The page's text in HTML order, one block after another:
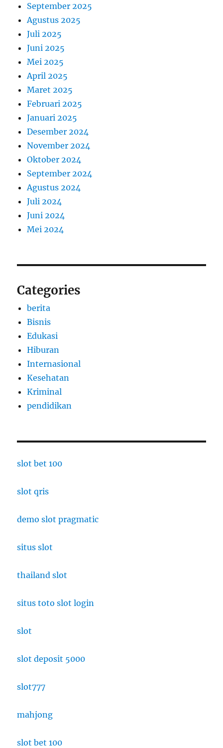
September 2025
Agustus 2025
Juli 2025
Juni 2025
Mei 2025
April 2025
Maret 2025
Februari 2025
Januari 2025
Desember 2024
November 2024
Oktober 2024
September 2024
Agustus 2024
Juli 2024
Juni 2024
Mei 2024
Categories
berita
Bisnis
Edukasi
Hiburan
Internasional
Kesehatan
Kriminal
pendidikan
slot bet 100
slot qris
demo slot pragmatic
situs slot
thailand slot
situs toto slot login
slot
slot deposit 5000
slot777
mahjong
slot bet 100